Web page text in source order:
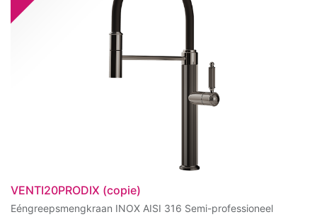
VENTI20PRODIX (copie)
Eéngreepsmengkraan INOX AISI 316 Semi-professioneel